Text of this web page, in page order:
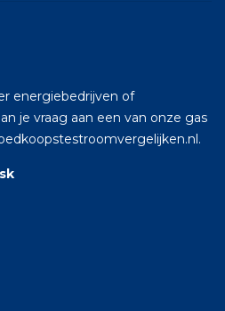
energiebedrijven of
je vraag aan een van onze gas